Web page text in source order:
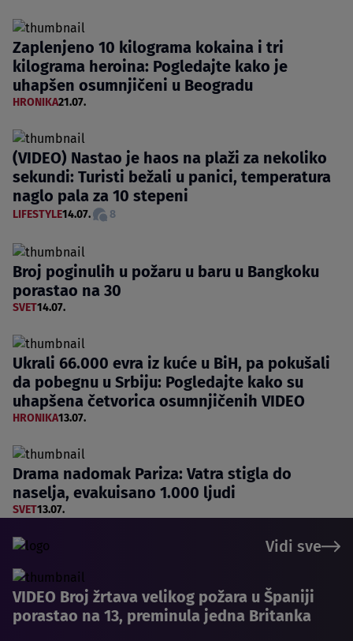
Zaplenjeno 10 kilograma kokaina i tri
kilograma heroina: Pogledajte kako je
uhapšen osumnjičeni u Beogradu
HRONIKA21.07.
(VIDEO) Nastao je haos na plaži za nekoliko
sekundi: Turisti bežali u panici, temperatura
naglo pala za 10 stepeni
LIFESTYLE14.07. 8
Broj poginulih u požaru u baru u Bangkoku
porastao na 30
SVET14.07.
Ukrali 66.000 evra iz kuće u BiH, pa pokušali
da pobegnu u Srbiju: Pogledajte kako su
uhapšena četvorica osumnjičenih VIDEO
HRONIKA13.07.
Drama nadomak Pariza: Vatra stigla do
naselja, evakuisano 1.000 ljudi
SVET13.07.
Vidi sve
VIDEO Broj žrtava velikog požara u Španiji
porastao na 13, preminula jedna Britanka